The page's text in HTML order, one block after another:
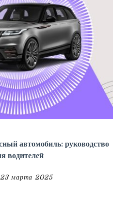
автомобиль: руководство
водителей
23 марта 2025